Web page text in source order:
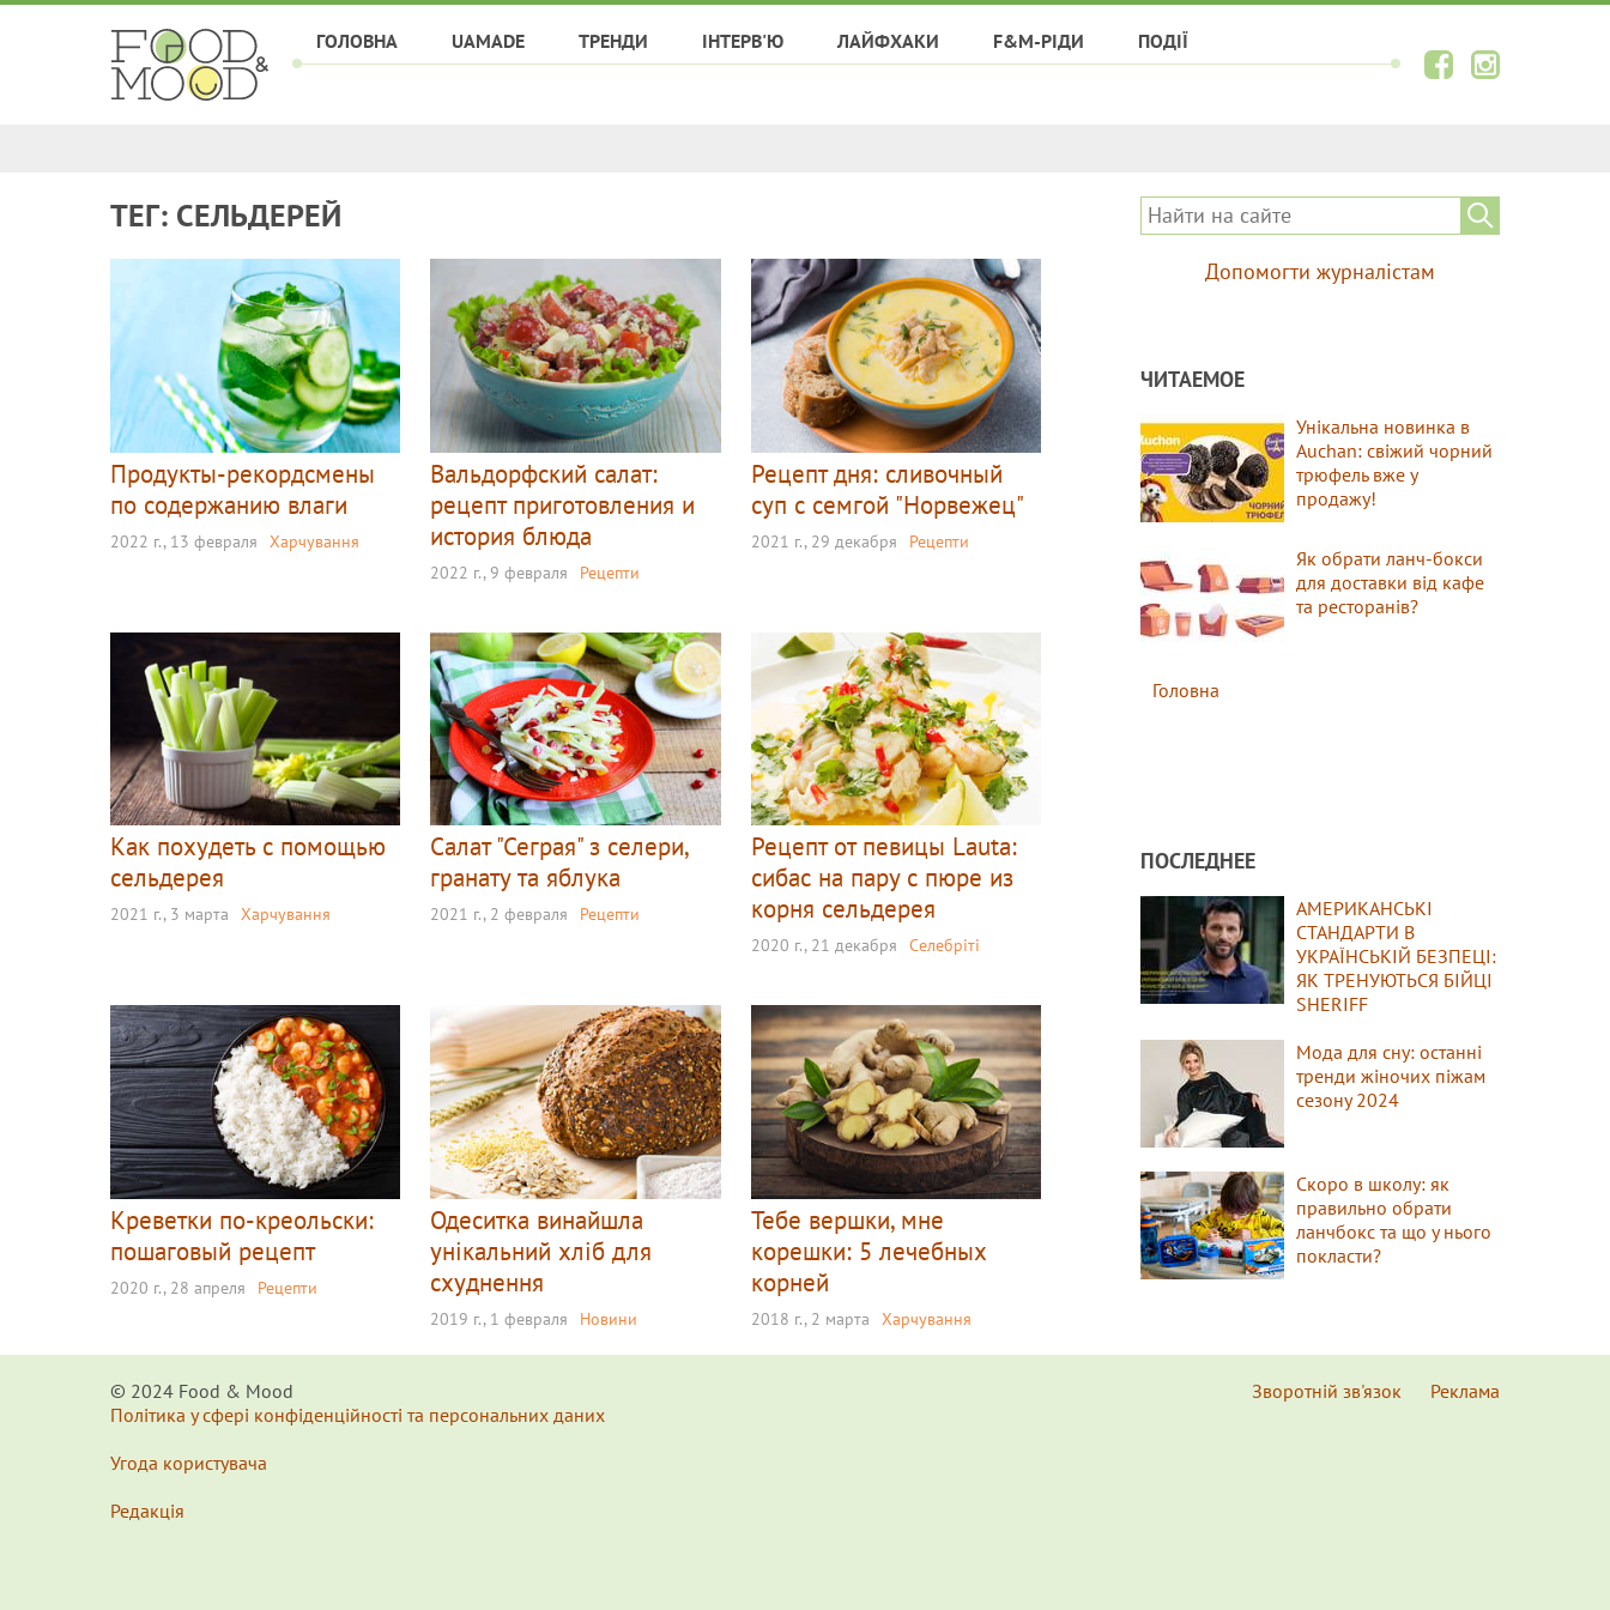
ГОЛОВНА UAMADE ТРЕНДИ ІНТЕРВ'Ю ЛАЙФХАКИ F&M-РІДИ ПОДІЇ
ТЕГ: СЕЛЬДЕРЕЙ
Продукты-рекордсмены
по содержанию влаги
2022 г., 13 февраля Харчування
Вальдорфский салат:
рецепт приготовления и
история блюда
2022 г., 9 февраля Рецепти
Рецепт дня: сливочный
суп с семгой "Норвежец"
2021 г., 29 декабря Рецепти
Как похудеть с помощью
сельдерея
2021 г., 3 марта Харчування
Салат "Сеграя" з селери,
гранату та яблука
2021 г., 2 февраля Рецепти
Рецепт от певицы Lauta:
сибас на пару с пюре из
корня сельдерея
2020 г., 21 декабря Селебріті
Креветки по-креольски:
пошаговый рецепт
2020 г., 28 апреля Рецепти
Одеситка винайшла
унікальний хліб для
схуднення
2019 г., 1 февраля Новини
Тебе вершки, мне
корешки: 5 лечебных
корней
2018 г., 2 марта Харчування
Допомогти журналістам
ЧИТАЕМОЕ
Унікальна новинка в
Auchan: свіжий чорний
трюфель вже у
продажу!
Як обрати ланч-бокси
для доставки від кафе
та ресторанів?
Головна
ПОСЛЕДНЕЕ
АМЕРИКАНСЬКІ
СТАНДАРТИ В
УКРАЇНСЬКІЙ БЕЗПЕЦІ:
ЯК ТРЕНУЮТЬСЯ БІЙЦІ
SHERIFF
Мода для сну: останні
тренди жіночих піжам
сезону 2024
Скоро в школу: як
правильно обрати
ланчбокс та що у нього
покласти?
© 2024 Food & Мood
Політика у сфері конфіденційності та персональних даних
Угода користувача
Редакція
Зворотній зв'язок Реклама